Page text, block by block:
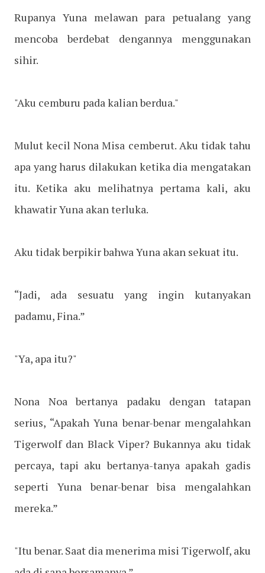
Rupanya Yuna melawan para petualang yang
mencoba berdebat dengannya menggunakan
sihir.
"Aku cemburu pada kalian berdua."
Mulut kecil Nona Misa cemberut. Aku tidak tahu
apa yang harus dilakukan ketika dia mengatakan
itu. Ketika aku melihatnya pertama kali, aku
khawatir Yuna akan terluka.
Aku tidak berpikir bahwa Yuna akan sekuat itu.
“Jadi, ada sesuatu yang ingin kutanyakan
padamu, Fina.”
"Ya, apa itu?"
Nona Noa bertanya padaku dengan tatapan
serius, “Apakah Yuna benar-benar mengalahkan
Tigerwolf dan Black Viper? Bukannya aku tidak
percaya, tapi aku bertanya-tanya apakah gadis
seperti Yuna benar-benar bisa mengalahkan
mereka.”
"Itu benar. Saat dia menerima misi Tigerwolf, aku